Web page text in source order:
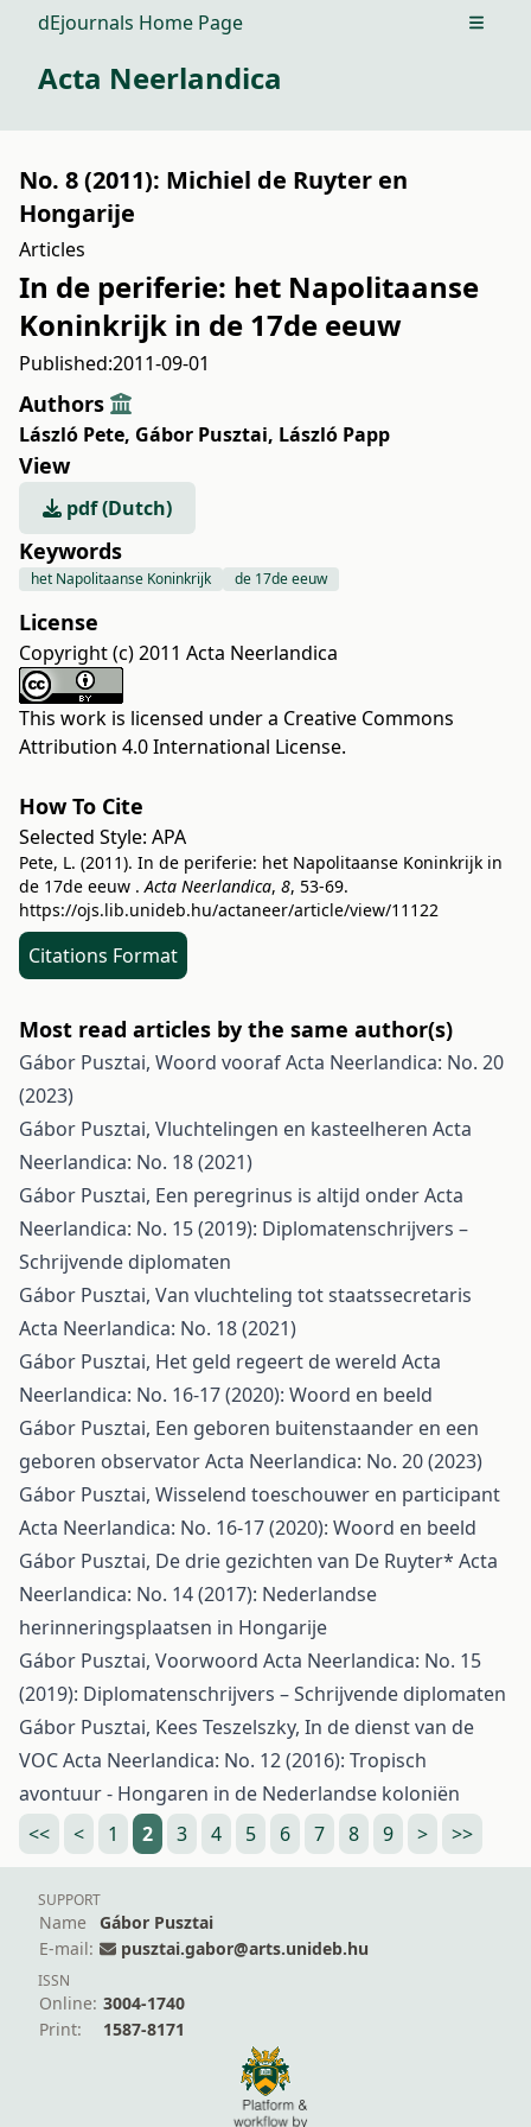
dEjournals Home Page Open
Acta Neerlandica
No. 8 (2011): Michiel de Ruyter en
Hongarije
Articles
In de periferie: het Napolitaanse
Koninkrijk in de 17de eeuw
Published:2011-09-01
Authors
László Pete, Gábor Pusztai, László Papp
View
pdf (Dutch)
Keywords
het Napolitaanse Koninkrijk de 17de eeuw
License
Copyright (c) 2011 Acta Neerlandica
This work is licensed under a Creative Commons
Attribution 4.0 International License.
How To Cite
Selected Style: APA
Pete, L. (2011). In de periferie: het Napolitaanse Koninkrijk in
de 17de eeuw .Acta Neerlandica, 8, 53-69.
https://ojs.lib.unideb.hu/actaneer/article/view/11122
Citations Format
Most read articles by the same author(s)
Gábor Pusztai, Woord voorafActa Neerlandica: No. 20
(2023)
Gábor Pusztai, Vluchtelingen en kasteelheren Acta
Neerlandica: No. 18 (2021)
Gábor Pusztai, Een peregrinus is altijd onderActa
Neerlandica: No. 15 (2019): Diplomatenschrijvers –
Schrijvende diplomaten
Gábor Pusztai, Van vluchteling tot staatssecretaris
Acta Neerlandica: No. 18 (2021)
Gábor Pusztai, Het geld regeert de wereld Acta
Neerlandica: No. 16-17 (2020): Woord en beeld
Gábor Pusztai, Een geboren buitenstaander en een
geboren observatorActa Neerlandica: No. 20 (2023)
Gábor Pusztai, Wisselend toeschouwer en participant
Acta Neerlandica: No. 16-17 (2020): Woord en beeld
Gábor Pusztai, De drie gezichten van De Ruyter* Acta
Neerlandica: No. 14 (2017): Nederlandse
herinneringsplaatsen in Hongarije
Gábor Pusztai, Voorwoord Acta Neerlandica: No. 15
(2019): Diplomatenschrijvers – Schrijvende diplomaten
Gábor Pusztai, Kees Teszelszky, In de dienst van de
VOCActa Neerlandica: No. 12 (2016): Tropisch
avontuur - Hongaren in de Nederlandse koloniën
<<
< 1 2 3 4 5 6 7 8 9 > >>
SUPPORT
Name
Gábor Pusztai
E-mail:
pusztai.gabor@arts.unideb.hu
ISSN
Online: 3004-1740
Print:
1587-8171